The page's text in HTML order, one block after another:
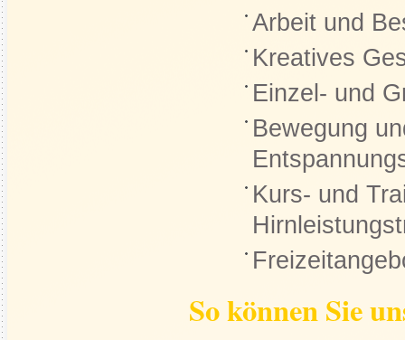
Arbeit und
Kreatives
Einzel- und
Bewegung
Kurs- und
So können Sie